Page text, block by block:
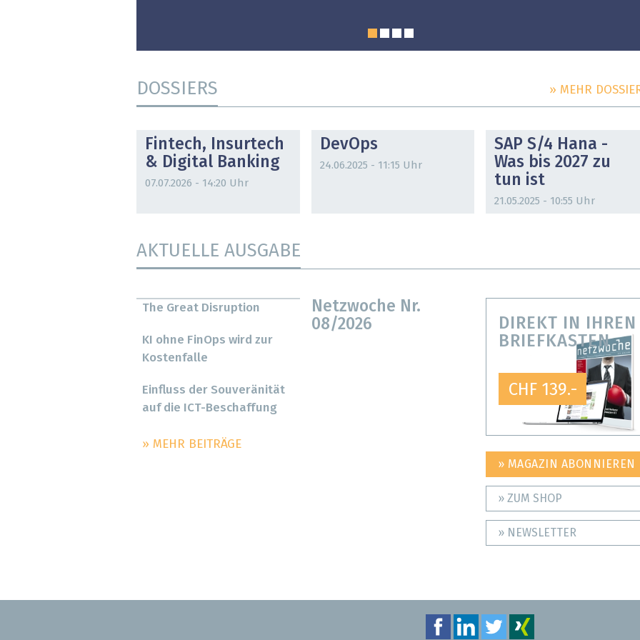
DOSSIERS » MEHR
Fintech, Insurtech
& Digital Banking
07.07.2026 - 14:20 Uhr
DevOps
24.06.2025 - 11:15 Uhr
SAP S/4 Hana -
Was bis 2027 zu
tun ist
21.05.2025 - 10:55 Uhr
AKTUELLE AUSGABE
Netzwoche Nr.
08/2026
The Great Disruption
KI ohne FinOps wird zur
Kostenfalle
Einfluss der Souveränität
auf die ICT-Beschaffung
» MEHR BEITRÄGE
DIREKT IN IHREN
BRIEFKASTEN
CHF 139.-
» MAGAZIN ABONNIEREN
» ZUM SHOP
» NEWSLETTER